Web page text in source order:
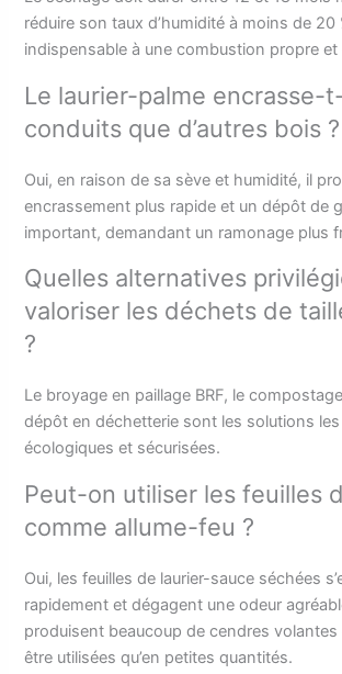
réduire son taux d’humidité à moins de 20
indispensable à une combustion propre et
Le laurier-palme encrasse-
conduits que d’autres bois ?
Oui, en raison de sa sève et humidité, il
encrassement plus rapide et un dépôt de
important, demandant un ramonage plus
Quelles alternatives
valoriser les déchets de
?
Le broyage en paillage BRF, le
dépôt en déchetterie sont les solutions les
écologiques et sécurisées.
Peut-on utiliser les feuilles
comme allume-feu ?
Oui, les feuilles de laurier-sauce séchées
rapidement et dégagent une odeur
produisent beaucoup de cendres
être utilisées qu’en petites quantités.